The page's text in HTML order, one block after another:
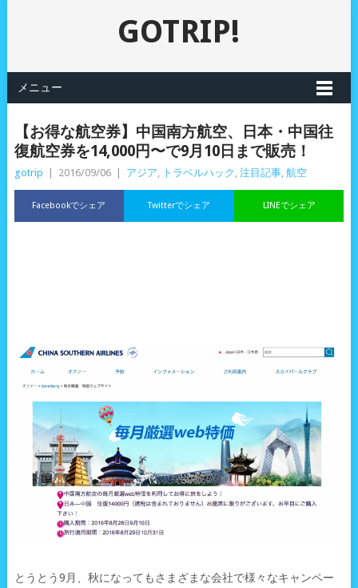
GOTRIP!
メニュー
【お得な航空券】中国南方航空、日本・中国往
復航空券を14,000円〜で9月10日まで販売！
gotrip 2016/09/06 アジア, トラベルハック , 注目記事, 航空
Facebookでシェア LINEでシェア
Twitterでシェア
とうとう9月、秋になってもさまざまな会社で様々なキャンペー